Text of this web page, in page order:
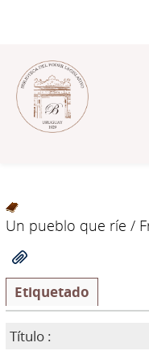
Un pueblo que ríe /
Etiquetado
Título :